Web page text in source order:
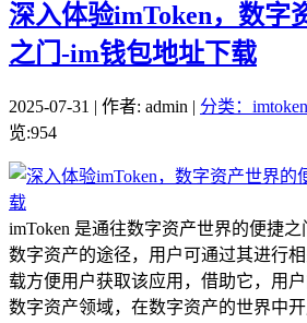
深入体验imToken，数字
之门-im钱包地址下载
2025-07-31 | 作者: admin | 分类：
览:954
imToken 是通往数字资产世界的便捷
数字资产的途径，用户可通过其进行
载方便用户获取该应用，借助它，用
数字资产领域，在数字资产的世界中